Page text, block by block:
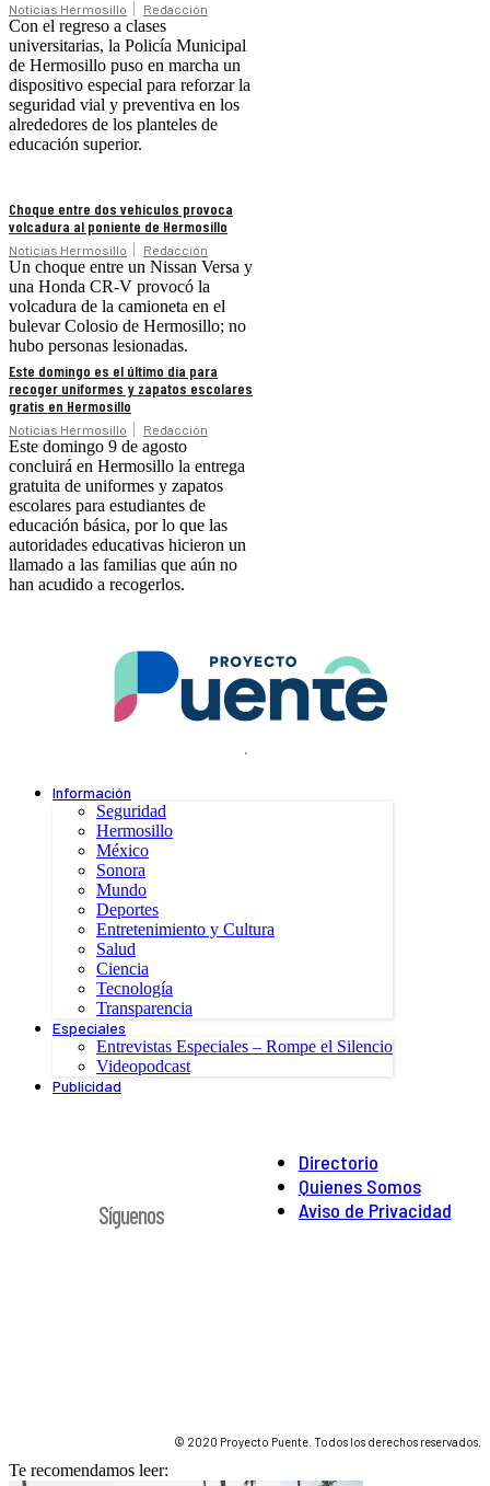
Noticias Hermosillo Redacción
Con el regreso a clases
universitarias, la Policía Municipal
de Hermosillo puso en marcha un
dispositivo especial para reforzar la
seguridad vial y preventiva en los
alrededores de los planteles de
educación superior.
Choque entre dos vehículos provoca
volcadura al poniente de Hermosillo
Noticias Hermosillo Redacción
Un choque entre un Nissan Versa y
una Honda CR-V provocó la
volcadura de la camioneta en el
bulevar Colosio de Hermosillo; no
hubo personas lesionadas.
Este domingo es el último día para
recoger uniformes y zapatos escolares
gratis en Hermosillo
Noticias Hermosillo Redacción
Este domingo 9 de agosto
concluirá en Hermosillo la entrega
gratuita de uniformes y zapatos
escolares para estudiantes de
educación básica, por lo que las
autoridades educativas hicieron un
llamado a las familias que aún no
han acudido a recogerlos.
.
Información
Seguridad
Hermosillo
México
Sonora
Mundo
Deportes
Entretenimiento y Cultura
Salud
Ciencia
Tecnología
Transparencia
Especiales
Entrevistas Especiales – Rompe el Silencio
Videopodcast
Publicidad
Directorio
Quienes Somos
Aviso de Privacidad
Síguenos
© 2020 Proyecto Puente. Todos los derechos reservados.
Te recomendamos leer: